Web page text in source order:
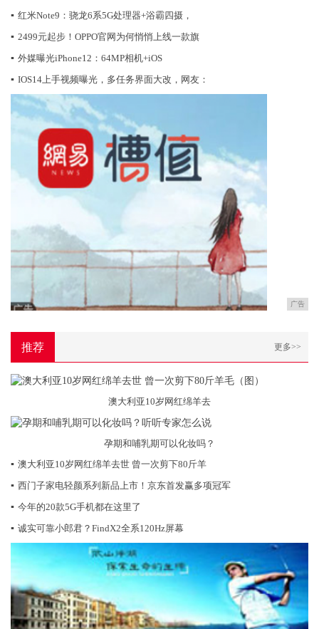
▪ 红米Note9：骁龙6系5G处理器+浴霸四摄，
▪ 2499元起步！OPPO官网为何悄悄上线一款旗
▪ 外媒曝光iPhone12：64MP相机+iOS
▪ IOS14上手视频曝光，多任务界面大改，网友：
广告
推荐 更多>>
澳大利亚10岁网红绵羊去
孕期和哺乳期可以化妆吗？
▪ 澳大利亚10岁网红绵羊去世 曾一次剪下80斤羊
▪ 西门子家电轻颜系列新品上市！京东首发赢多项冠军
▪ 今年的20款5G手机都在这里了
▪ 诚实可靠小郎君？FindX2全系120Hz屏幕